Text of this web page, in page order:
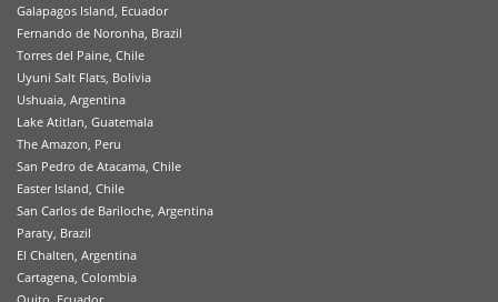
Galapagos Island, Ecuador
Fernando de Noronha, Brazil
Torres del Paine, Chile
Uyuni Salt Flats, Bolivia
Ushuaia, Argentina
Lake Atitlan, Guatemala
The Amazon, Peru
San Pedro de Atacama, Chile
Easter Island, Chile
San Carlos de Bariloche, Argentina
Paraty, Brazil
El Chalten, Argentina
Cartagena, Colombia